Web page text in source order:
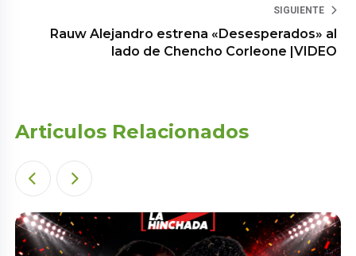
SIGUIENTE
Rauw Alejandro estrena «Desesperados» al
lado de Chencho Corleone |VIDEO
Articulos Relacionados